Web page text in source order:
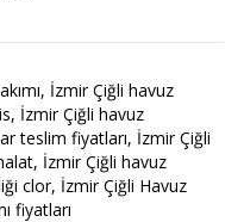
İzmir Çiğli havuz
İzmir Çiğli havuz
teslim fiyatları, İzmir Çiğli
İzmir Çiğli havuz
clor, İzmir Çiğli Havuz
fiyatları